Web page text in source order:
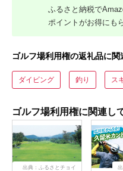
ふるさと納税で
ポイントがお得にも
ゴルフ場利用権の返礼品に関
ダイビング 釣り ス
ゴルフ場利用権に関連し
出典：ふるさとチョイ